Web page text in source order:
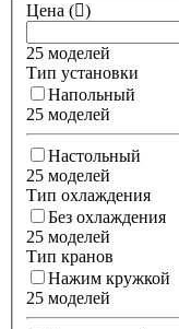
Цена ( )
25 моделей
Тип установки
Напольный
25 моделей
Настольный
25 моделей
Тип охлаждения
Без охлаждения
25 моделей
Тип кранов
Нажим кружкой
25 моделей